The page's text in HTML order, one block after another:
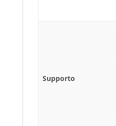
Supporto